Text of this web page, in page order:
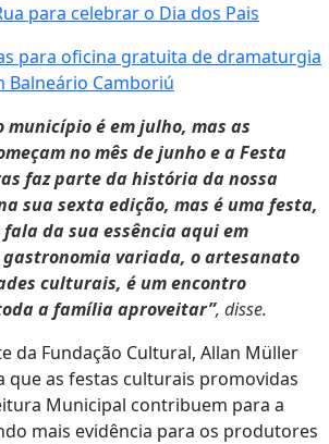
para celebrar o Dia dos Pais
para oficina gratuita de dramaturgia
Balneário Camboriú
município é em julho, mas as
no mês de junho e a Festa
faz parte da história da nossa
sua sexta edição, mas é uma festa,
da sua essência aqui em
gastronomia variada, o artesanato
culturais, é um encontro
a família aproveitar”, disse.
da Fundação Cultural, Allan Müller
que as festas culturais promovidas
Municipal contribuem para a
mais evidência para os produtores